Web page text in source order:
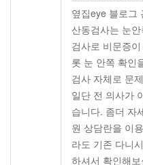
옆집eye 블로그
산동검사는 눈
검사로 비문증
롯 눈 안쪽 확인
검사 자체로 문
일단 전 의사가
습니다. 좀더 자
원 상담란을 이
라도 기존 다니
하셔서 확인해